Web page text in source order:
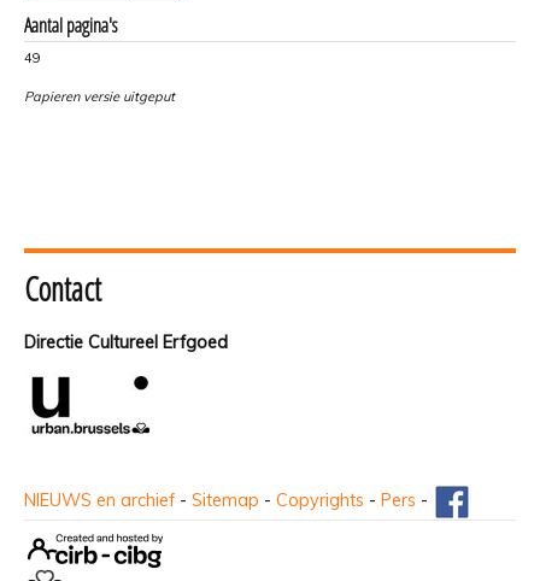
Aantal pagina's
49
Papieren versie uitgeput
Contact
Directie Cultureel Erfgoed
NIEUWS en archief - Sitemap - Copyrights - Pers -